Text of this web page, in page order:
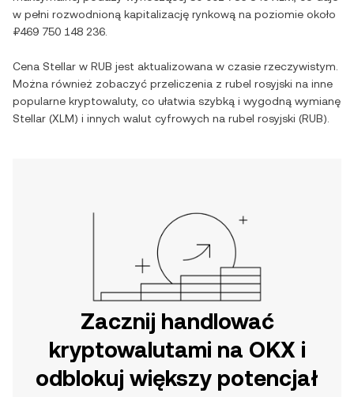
w pełni rozwodnioną kapitalizację rynkową na poziomie około
₽469 750 148 236
Cena Stellar w RUB jest aktualizowana w czasie rzeczywistym.
Można również zobaczyć przeliczenia z rubel rosyjski na inne
popularne kryptowaluty, co ułatwia szybką i wygodną wymianę
Stellar (XLM) i innych walut cyfrowych na rubel rosyjski (RUB).
Zacznij handlować
kryptowalutami na OKX i
odblokuj większy potencjał